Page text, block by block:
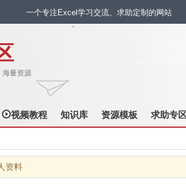
一个专注Excel学习交流、求助定制的网站
海量资源
`
视频教程 知识库 资源模板 求助专
资料